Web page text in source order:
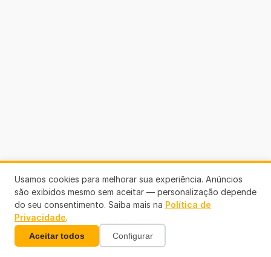
Telefones Úteis
Usamos cookies para melhorar sua experiência. Anúncios
são exibidos mesmo sem aceitar — personalização depende
do seu consentimento. Saiba mais na Política de
Privacidade.
Aceitar todos Configurar